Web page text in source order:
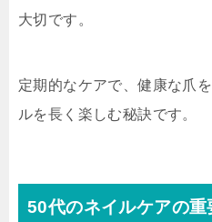
大切です。
定期的なケアで、健康な爪
ルを長く楽しむ秘訣です。
50代のネイルケアの重